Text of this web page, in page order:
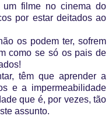
um filme no cinema do
por estar deitados ao
os podem ter, sofrem
como se só os pais de
têm que aprender a
e a impermeabilidade
que é, por vezes, tão
assunto.